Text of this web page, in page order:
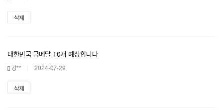
삭제
대한민국 금메달 10개 예상합니다
강** 2024-07-29
삭제